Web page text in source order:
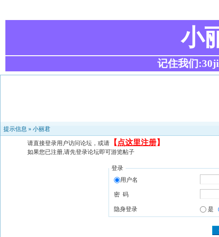
小
记住我们
提示信息 » 小丽君
请直接登录用户访问论坛，或请 【 点这里注册】
如果您已注册,请先登录论坛即可游览帖子
登录
用户名
密 码
隐身登录 是